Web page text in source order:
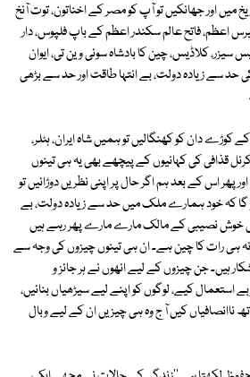
میں اور جھانکیں تو آپ کو مصر کے اخناتون، توت آنخ
اعظم، فاتح عالم سکندر اعظم کے باپ فلپوس، دار
کلاڈیس، چین کا بادشاہ سوئی وین تی، ایوان
حد سے زیادہ دولت، بے انتہا طاقت اور حد سے بڑھی
کوڑے دان کو کھنگالیں تو ہمیں شاہ ایران، ہٹلر،
قذافی کی کہانیوں کے پیچھے بھی یہ ہی تینوں
پھر اس کے بعد ہم اگر حال پر اپنی نظریں دوڑائیں تو
گا کہ خود ہمارے ملک میں حد سے زیادہ دولت، بے
خوش نصیبی کے مالک مارے مارے پھر رہے ہیں
ہی رات کا چین ہے۔ ان ہی تینوں چیزوں کی وجہ سے
ہیں۔ جن چیزوں کے لیے انھوں نے ہر جائز و
استعمال کیے، لوگوں کو اپنے لیے سیڑھیاں بنائیں،
ناانصافیاں کیں آ ج وہ ہی چیزیں ان کے لیے وبال